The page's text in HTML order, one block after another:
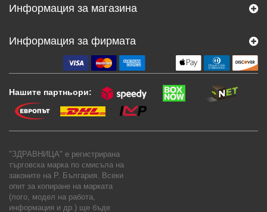
Информация за магазина
Информация за фирмата
Нашите партньори:
"ЗДРАВНИЦА" е регистрирана
търговска марка по смисъла на
законите на Р. България. Всеки
опит за копиране на марката
(лого, модел на работа,
информация и др.) ще бъде